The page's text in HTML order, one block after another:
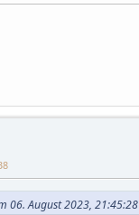
06. August 2023, 21:45:28